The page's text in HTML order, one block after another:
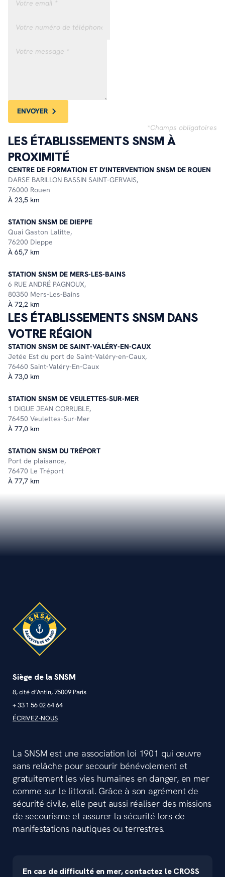
ENVOYER
*Champs obligatoires
LES ÉTABLISSEMENTS SNSM À
PROXIMITÉ
CENTRE DE FORMATION ET D'INTERVENTION SNSM DE ROUEN
DARSE BARILLON BASSIN SAINT-GERVAIS,
76000 Rouen
À 23,5 km
STATION SNSM DE DIEPPE
Quai Gaston Lalitte,
76200 Dieppe
À 65,7 km
STATION SNSM DE MERS-LES-BAINS
6 RUE ANDRÉ PAGNOUX,
80350 Mers-Les-Bains
À 72,2 km
LES ÉTABLISSEMENTS SNSM DANS
VOTRE RÉGION
STATION SNSM DE SAINT-VALÉRY-EN-CAUX
Jetée Est du port de Saint-Valéry-en-Caux,
76460 Saint-Valéry-En-Caux
À 73,0 km
STATION SNSM DE VEULETTES-SUR-MER
1 DIGUE JEAN CORRUBLE,
76450 Veulettes-Sur-Mer
À 77,0 km
STATION SNSM DU TRÉPORT
Port de plaisance,
76470 Le Tréport
À 77,7 km
Siège de la SNSM
8, cité d’Antin, 75009 Paris
+ 33 1 56 02 64 64
ÉCRIVEZ-NOUS
La SNSM est une association loi 1901 qui œuvre
sans relâche pour secourir bénévolement et
gratuitement les vies humaines en danger, en mer
comme sur le littoral. Grâce à son agrément de
sécurité civile, elle peut aussi réaliser des missions
de secourisme et assurer la sécurité lors de
manifestations nautiques ou terrestres.
En cas de difficulté en mer, contactez le CROSS